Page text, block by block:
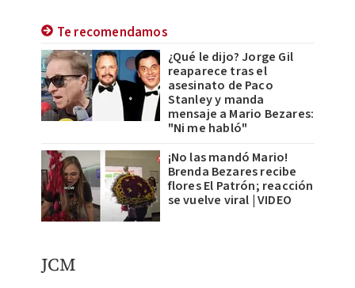
Te recomendamos
¿Qué le dijo? Jorge Gil
reaparece tras el
asesinato de Paco
Stanley y manda
mensaje a Mario Bezares:
"Ni me habló"
¡No las mandó Mario!
Brenda Bezares recibe
flores El Patrón; reacción
se vuelve viral | VIDEO
JCM